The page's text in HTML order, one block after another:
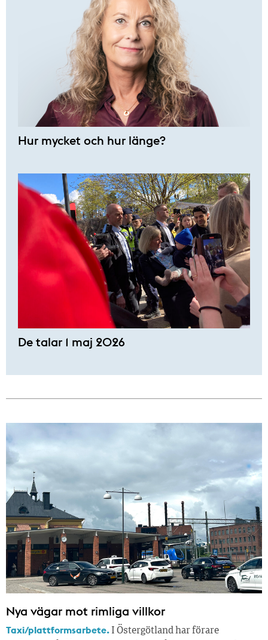
Hur mycket och hur länge?
De talar 1 maj 2026
Nya vägar mot rimliga villkor
Taxi/plattformsarbete. I Östergötland har förare